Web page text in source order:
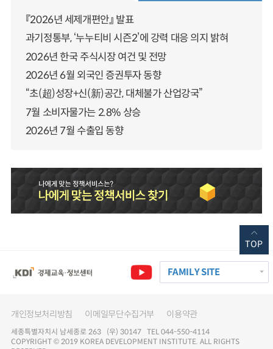
『2026년 세제개편안』 발표
과기정통부, ‘누누티비 시즌2’에 강력 대응 의지 밝혀
2026년 한국 주식시장 여건 및 전망
2026년 6월 외국인 증권투자 동향
“초(超)성장+신(新)공간, 대체불가 산업강국”
7월 소비자물가는 2.8% 상승
2026년 7월 수출입 동향
FAMILY SITE
개인정보처리방침 이메일무단수집거부 이용약관
세종특별자치시 남세종로 263 (우) 30147 TEL 044-550-4114
COPYRIGHT © 2019 KOREA DEVELOPMENT INSTITUTE. ALL RIGHTS
TOP